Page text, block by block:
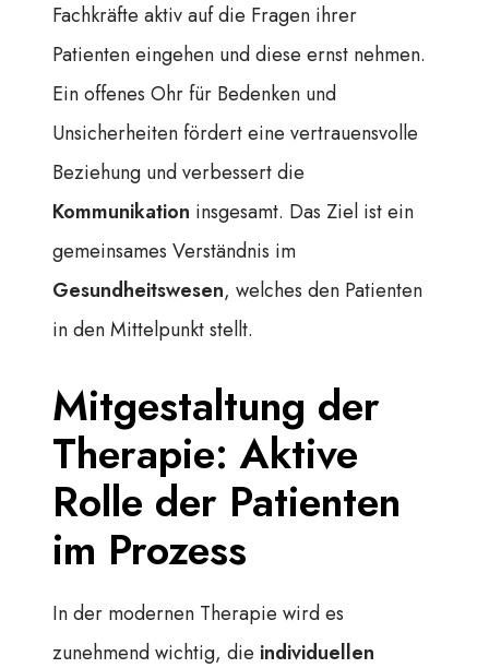
Fachkräfte aktiv auf die Fragen ihrer
Patienten eingehen und diese ernst nehmen.
Ein offenes Ohr für Bedenken und
Unsicherheiten fördert eine vertrauensvolle
Beziehung und verbessert die
Kommunikation insgesamt. Das Ziel ist ein
gemeinsames Verständnis im
Gesundheitswesen, welches den Patienten
in den Mittelpunkt stellt.
Mitgestaltung der
Therapie: Aktive
Rolle der Patienten
im Prozess
In der modernen Therapie wird es
zunehmend wichtig, die individuellen